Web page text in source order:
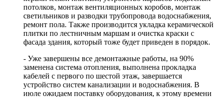
потолков, монтаж вентиляционных коробов, монтаж
светильников и разводки трубопровода водоснабжения,
ремонт пола. Также производится укладка керамической
плитки по лестничным маршам и очистка краски с
фасада здания, который тоже будет приведен в порядок.
- Уже завершены все демонтажные работы, на 90%
заменена система отопления, выполнена прокладка
кабелей с первого по шестой этаж, завершается
устройство систем канализации и водоснабжения. В
июле ожидаем поставку оборудования, к этому времени